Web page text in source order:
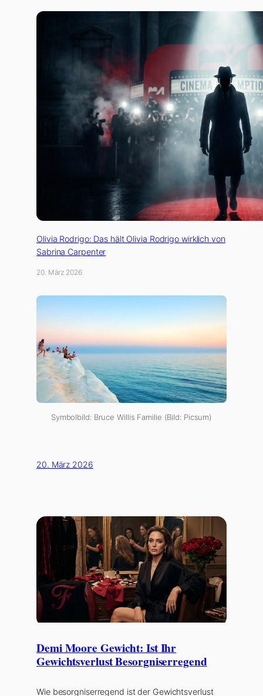
Olivia Rodrigo: Das hält Olivia Rodrigo wirklich von
Sabrina Carpenter
20. März 2026
Symbolbild: Bruce Willis Familie (Bild: Picsum)
20. März 2026
Demi Moore Gewicht: Ist Ihr
Gewichtsverlust Besorgniserregend
Wie besorgniserregend ist der Gewichtsverlust